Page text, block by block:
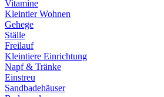
Vitamine
Kleintier Wohnen
Gehege
Ställe
Freilauf
Kleintiere Einrichtung
Napf & Tränke
Einstreu
Sandbadehäuser